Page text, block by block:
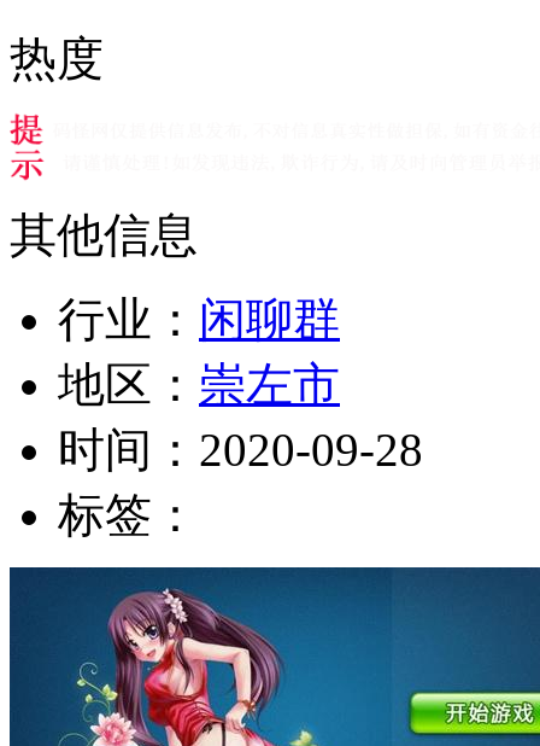
热度
其他信息
行业： 闲聊群
地区： 崇左市
时间： 2020-09-28
标签：